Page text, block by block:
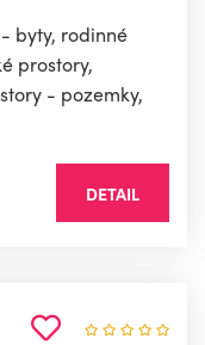
byty, rodinné
prostory,
- pozemky,
DETAIL